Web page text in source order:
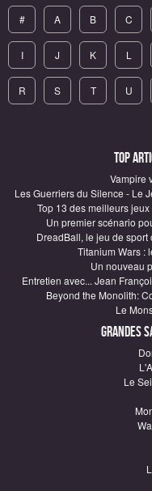
# A B C
I J K L
R S T U
Top
Vampire
Les Guerriers du Silence - Le
Top 13 des meilleurs
Un premier scénario
DreadBall, le jeu de sport
Titanium Wars :
Un nouveau
Entretien avec... Jean
Beyond the Monolith:
Le
Grandes
Le